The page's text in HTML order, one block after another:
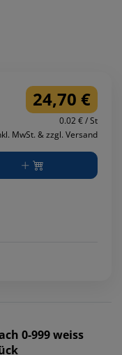
24,70 €
0.02 € / St
MwSt. & zzgl. Versand
0-999 weiss